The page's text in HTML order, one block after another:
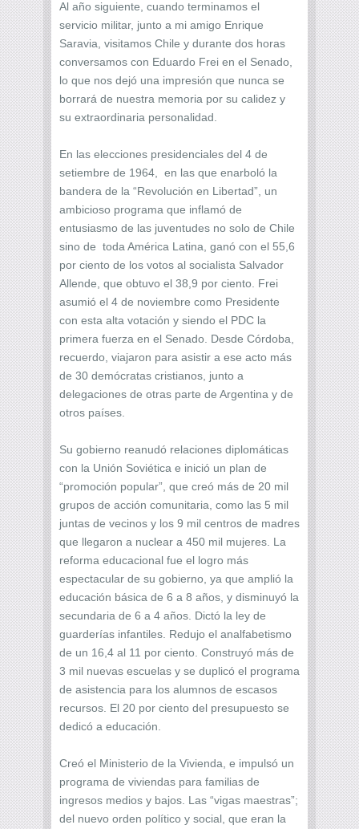
Al año siguiente, cuando terminamos el
servicio militar, junto a mi amigo Enrique
Saravia, visitamos Chile y durante dos horas
conversamos con Eduardo Frei en el Senado,
lo que nos dejó una impresión que nunca se
borrará de nuestra memoria por su calidez y
su extraordinaria personalidad.
En las elecciones presidenciales del 4 de
setiembre de 1964, en las que enarboló la
bandera de la “Revolución en Libertad”, un
ambicioso programa que inflamó de
entusiasmo de las juventudes no solo de Chile
sino de toda América Latina, ganó con el 55,6
por ciento de los votos al socialista Salvador
Allende, que obtuvo el 38,9 por ciento. Frei
asumió el 4 de noviembre como Presidente
con esta alta votación y siendo el PDC la
primera fuerza en el Senado. Desde Córdoba,
recuerdo, viajaron para asistir a ese acto más
de 30 demócratas cristianos, junto a
delegaciones de otras parte de Argentina y de
otros países.
Su gobierno reanudó relaciones diplomáticas
con la Unión Soviética e inició un plan de
“promoción popular”, que creó más de 20 mil
grupos de acción comunitaria, como las 5 mil
juntas de vecinos y los 9 mil centros de madres
que llegaron a nuclear a 450 mil mujeres. La
reforma educacional fue el logro más
espectacular de su gobierno, ya que amplió la
educación básica de 6 a 8 años, y disminuyó la
secundaria de 6 a 4 años. Dictó la ley de
guarderías infantiles. Redujo el analfabetismo
de un 16,4 al 11 por ciento. Construyó más de
3 mil nuevas escuelas y se duplicó el programa
de asistencia para los alumnos de escasos
recursos. El 20 por ciento del presupuesto se
dedicó a educación.
Creó el Ministerio de la Vivienda, e impulsó un
programa de viviendas para familias de
ingresos medios y bajos. Las “vigas maestras”;
del nuevo orden político y social, que eran la